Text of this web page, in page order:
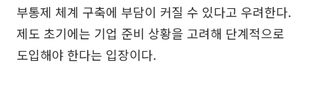
부통제 체계 구축에 부담이 커질 수 있다고 우려한다.
제도 초기에는 기업 준비 상황을 고려해 단계적으로
도입해야 한다는 입장이다.